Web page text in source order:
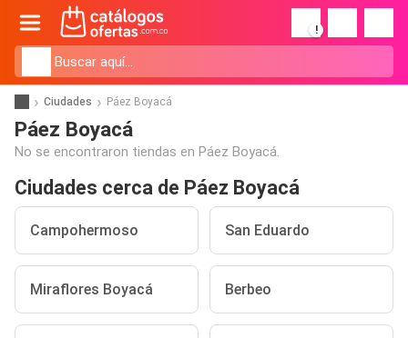
!
Ciudades Páez Boyacá
Páez Boyacá
No se encontraron tiendas en Páez Boyacá.
Ciudades cerca de Páez Boyacá
Campohermoso San Eduardo
Miraflores Boyacá Berbeo